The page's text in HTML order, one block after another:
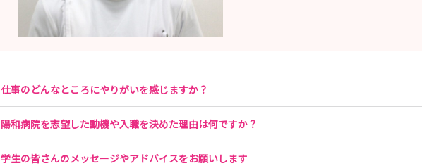
仕事のどんなところにやりがいを感じますか？
陽和病院を志望した動機や入職を決めた理由は何ですか？
学生の皆さんのメッセージやアドバイスをお願いします